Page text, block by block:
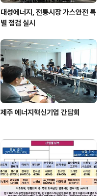
대성에너지, 전통시장 가스안전 특
별 점검 실시
제주 에너지혁신기업 간담회